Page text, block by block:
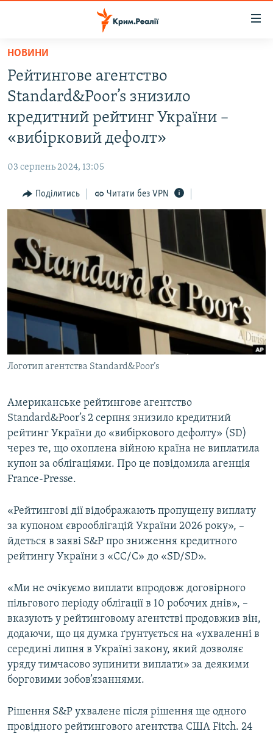
Перейти
основного
матеріалу
до
основної
Перейти
пошуку
ВОДА.КРИМ
ВІДЕО ТА ФОТО
ПОЛІТИКА
ПОГЛЯД
ІНТЕРВ'Ю
ВСЕ ЗА ДЕНЬ
СПЕЦПРОЕКТИ
ДЕПОРТАЦІЯ
ВІДЕОУРОКИ «ELIFBE»
СВІДЧЕННЯ ОКУПАЦІЇ
УКРАЇНСЬКА ПРОБЛЕМА КРИМУ
ІНФОГРАФІКА
ЯК ОБІЙТИ БЛОКУВАННЯ
Русский
Qırımtatar
ДОЛУЧАЙСЯ!
Усі сайти RFE/RL
НОВИНИ
Рейтингове агентство
Standard&Poor’s знизило
кредитний рейтинг України –
«вибірковий дефолт»
03 серпень 2024, 13:05
Поділитись Читати без VPN
Логотип агентства Standard&Poor’s
Американське рейтингове агентство
Standard&Poor’s 2 серпня знизило кредитний
рейтинг України до «вибіркового дефолту» (SD)
через те, що охоплена війною країна не виплатила
купон за облігаціями. Про це повідомила агенція
France-Presse.
«Рейтингові дії відображають пропущену виплату
за купоном єврооблігацій України 2026 року», –
йдеться в заяві S&P про зниження кредитного
рейтингу України з «CC/C» до «SD/SD».
«Ми не очікуємо виплати впродовж договірного
пільгового періоду облігації в 10 робочих днів», –
вказують у рейтинговому агентстві продовжив він,
додаючи, що ця думка ґрунтується на «ухваленні в
середині липня в Україні закону, який дозволяє
уряду тимчасово зупинити виплати» за деякими
борговими зобов’язаннями.
Рішення S&P ухвалене після рішення ще одного
провідного рейтингового агентства США Fitch. 24